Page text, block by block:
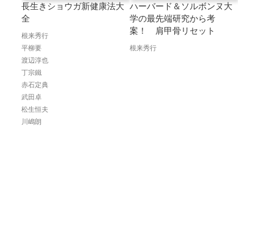
長生きショウガ新健康法大
全
根来秀行
平柳要
渡辺淳也
丁宗鐵
赤石定典
武田卓
松生恒夫
川嶋朗
ハーバード＆ソルボンヌ大
学の最先端研究から考
案！ 肩甲骨リセット
根来秀行